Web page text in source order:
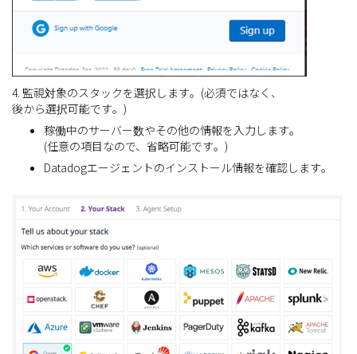
4. 監視対象のスタックを選択します。(必須ではなく、
後から選択可能です。)
稼働中のサーバー数やその他の情報を入力します。
(任意の項目なので、省略可能です。)
Datadogエージェントのインストール情報を確認します。